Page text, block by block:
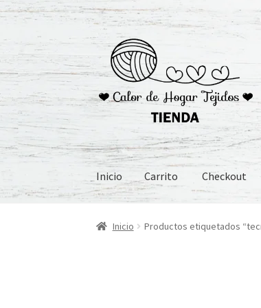
Ir
la
navegación
Ir
contenido
Inicio Carrito Checkout
Inicio Carrito Checkout Conoceme
Inicio Productos etiquetados